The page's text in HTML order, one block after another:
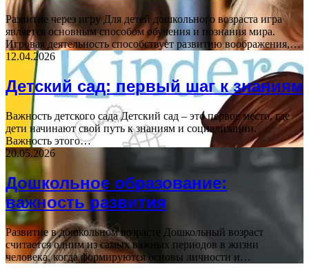
Развитие через игру Для детей дошкольного возраста игра
является основным способом обучения и познания мира.
Игровая деятельность способствует развитию воображения,…
12.04.2026
Детский сад: первый шаг к знаниям
Важность детского сада Детский сад – это первое место, где
дети начинают свой путь к знаниям и социализации.
Важность этого…
20.05.2026
Дошкольное образование:
важность развития
Развитие в дошкольном возрасте Дошкольный возраст
считается одним из самых важных периодов в жизни
человека, когда формируются основы личности и…